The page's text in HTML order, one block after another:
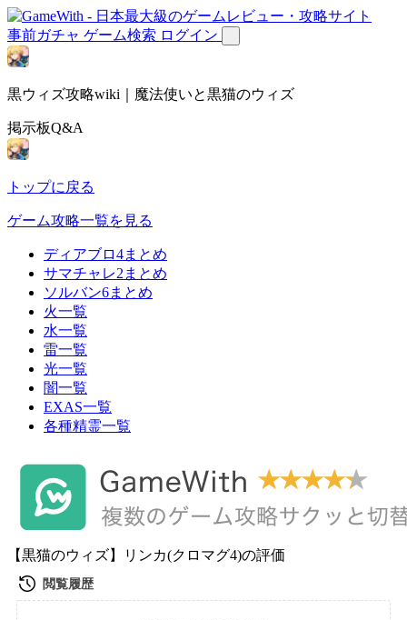
事前ガチャ ゲーム検索 ログイン
黒ウィズ攻略wiki｜魔法使いと黒猫のウィズ
掲示板Q&A
トップに戻る
ゲーム攻略一覧を見る
ディアブロ4まとめ
サマチャレ2まとめ
ソルバン6まとめ
火一覧
水一覧
雷一覧
光一覧
闇一覧
EXAS一覧
各種精霊一覧
【黒猫のウィズ】リンカ(クロマグ4)の評価